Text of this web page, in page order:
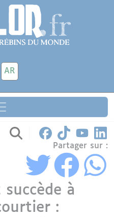
AR
Partager sur :
à
: